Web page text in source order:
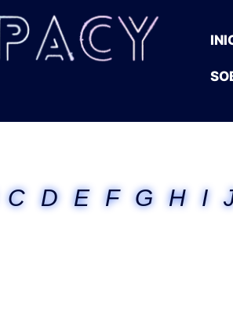
C D E F G H I